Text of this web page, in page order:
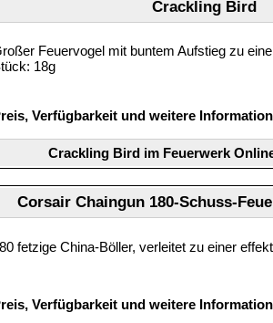
Crackling Bird
Feuervogel mit buntem Aufstieg zu
18g
Verfügbarkeit und weitere
Crackling Bird im Feuerwerk
Corsair Chaingun 180-Schuss-
fetzige China-Böller, verleitet zu einer
Verfügbarkeit und weitere